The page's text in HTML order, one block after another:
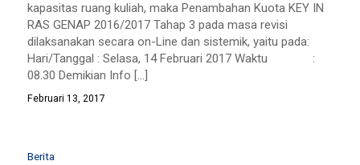
kapasitas ruang kuliah, maka Penambahan Kuota KEY IN
RAS GENAP 2016/2017 Tahap 3 pada masa revisi
dilaksanakan secara on-Line dan sistemik, yaitu pada:
Hari/Tanggal : Selasa, 14 Februari 2017 Waktu :
08.30 Demikian Info […]
Februari 13, 2017
Berita